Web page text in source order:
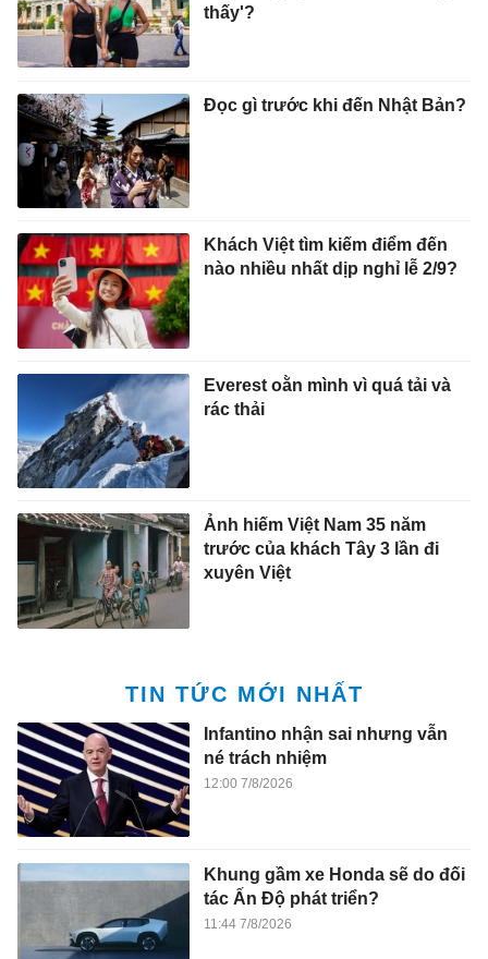
thấy'?
Đọc gì trước khi đến Nhật Bản?
Khách Việt tìm kiếm điểm đến
nào nhiều nhất dịp nghỉ lễ 2/9?
Everest oằn mình vì quá tải và
rác thải
Ảnh hiếm Việt Nam 35 năm
trước của khách Tây 3 lần đi
xuyên Việt
TIN TỨC MỚI NHẤT
Infantino nhận sai nhưng vẫn
né trách nhiệm
12:00 7/8/2026
Khung gầm xe Honda sẽ do đối
tác Ấn Độ phát triển?
11:44 7/8/2026